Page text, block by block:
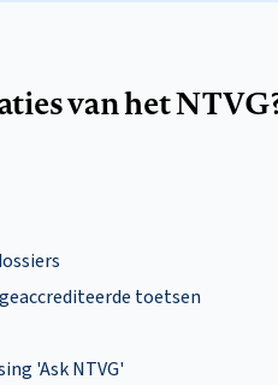
van het
toetsen
'Ask NTVG'